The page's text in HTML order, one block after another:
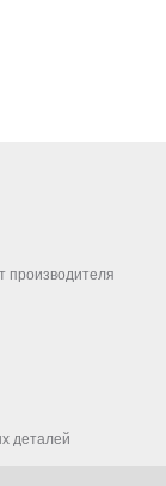
производителя
деталей